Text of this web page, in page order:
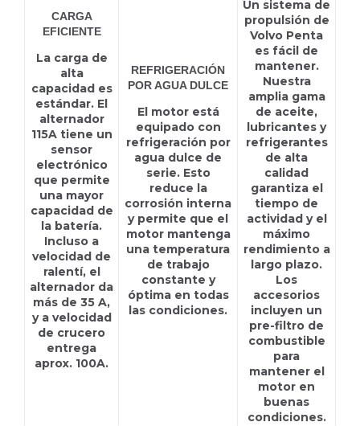
CARGA
EFICIENTE
La carga de
alta
capacidad es
estándar. El
alternador
115A tiene un
sensor
electrónico
que permite
una mayor
capacidad de
la batería.
Incluso a
velocidad de
ralentí, el
alternador da
más de 35 A,
y a velocidad
de crucero
entrega
aprox. 100A.
REFRIGERACIÓN
POR AGUA DULCE
El motor está
equipado con
refrigeración por
agua dulce de
serie. Esto
reduce la
corrosión interna
y permite que el
motor mantenga
una temperatura
de trabajo
constante y
óptima en todas
las condiciones.
Un sistema de
propulsión de
Volvo Penta
es fácil de
mantener.
Nuestra
amplia gama
de aceite,
lubricantes y
refrigerantes
de alta
calidad
garantiza el
tiempo de
actividad y el
máximo
rendimiento a
largo plazo.
Los
accesorios
incluyen un
pre-filtro de
combustible
para
mantener el
motor en
buenas
condiciones.